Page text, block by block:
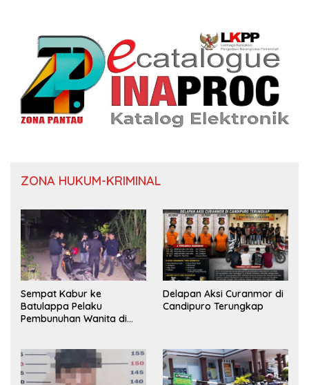
ZONA HUKUM-KRIMINAL
Sempat Kabur ke
Batulappa Pelaku
Pembunuhan Wanita di
Delapan Aksi Curanmor di
Candipuro Terungkap